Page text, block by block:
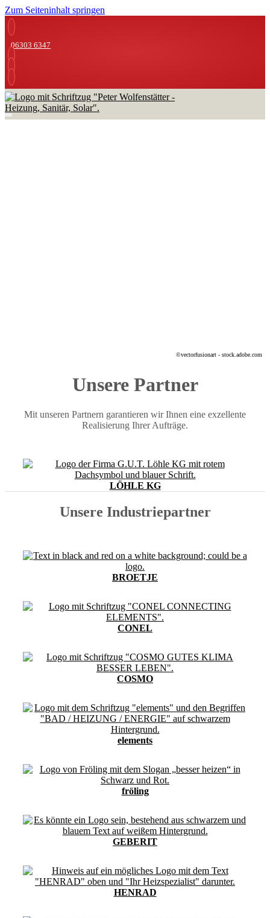
Zum Seiteninhalt springen
06303 6347
©vectorfusionart - stock.adobe.com
Unsere Partner
Mit unseren Partnern garantieren wir Ihnen eine exzellente
Realisierung Ihrer Aufträge.
LÖHLE KG
Unsere Industriepartner
BROETJE
CONEL
COSMO
elements
fröling
GEBERIT
HENRAD